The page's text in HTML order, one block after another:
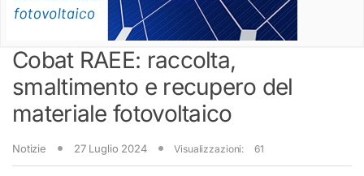
Cobat RAEE: raccolta,
smaltimento e recupero del
materiale fotovoltaico
Notizie 27 Luglio 2024 Visualizzazioni: 61